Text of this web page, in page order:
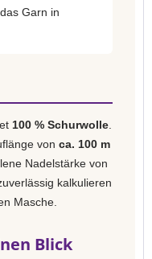
Garn in
100 % Schurwolle
von ca. 100 m
Nadelstärke von
kalkulieren
Masche.
Blick